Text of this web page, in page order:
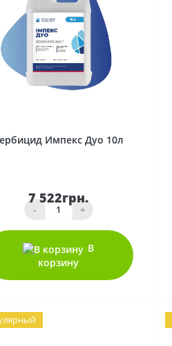
Импекс Дуо 10л
7 522грн.
- +
В
корзину